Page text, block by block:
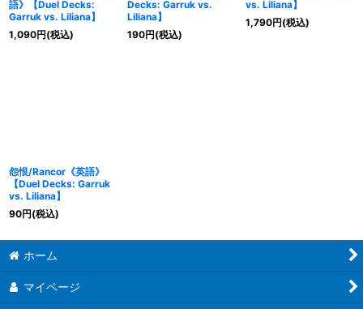
語》【Duel Decks:
Garruk vs. Liliana】
1,090円(税込)
Decks: Garruk vs.
Liliana】
190円(税込)
vs. Liliana】
1,790円(税込)
怨恨/Rancor《英語》
【Duel Decks: Garruk
vs. Liliana】
90円(税込)
ホーム
マイページ